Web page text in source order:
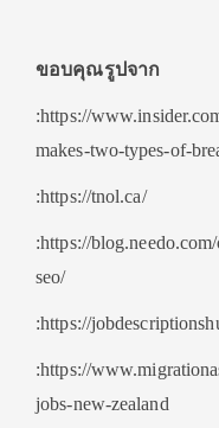
ขอบคุณรูปจาก
:https://
makes-two-types-of-
:https://tnol.ca/
:https://
seo/
:https://
:https://
jobs-new-zealand